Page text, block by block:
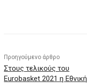
Προηγούμενο άρθρο
Στους τελικούς του
Eurobasket 2021 η Εθνική